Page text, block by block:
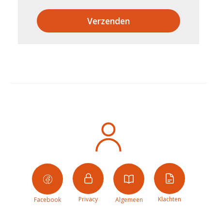
Verzenden
Facebook Privacy Algemeen Klachten